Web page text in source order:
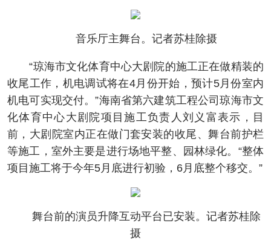
音乐厅主舞台。记者苏桂除摄
“琼海市文化体育中心大剧院的施工正在做精装的
收尾工作，机电调试将在4月份开始，预计5月份室内
机电可实现交付。”海南省第六建筑工程公司琼海市文
化体育中心大剧院项目施工负责人刘义富表示，目
前，大剧院室内正在做门套安装的收尾、舞台前护栏
等施工，室外主要是进行场地平整、园林绿化。“整体
项目施工将于今年5月底进行初验，6月底整个移交。”
舞台前的演员升降互动平台已安装。记者苏桂除
摄